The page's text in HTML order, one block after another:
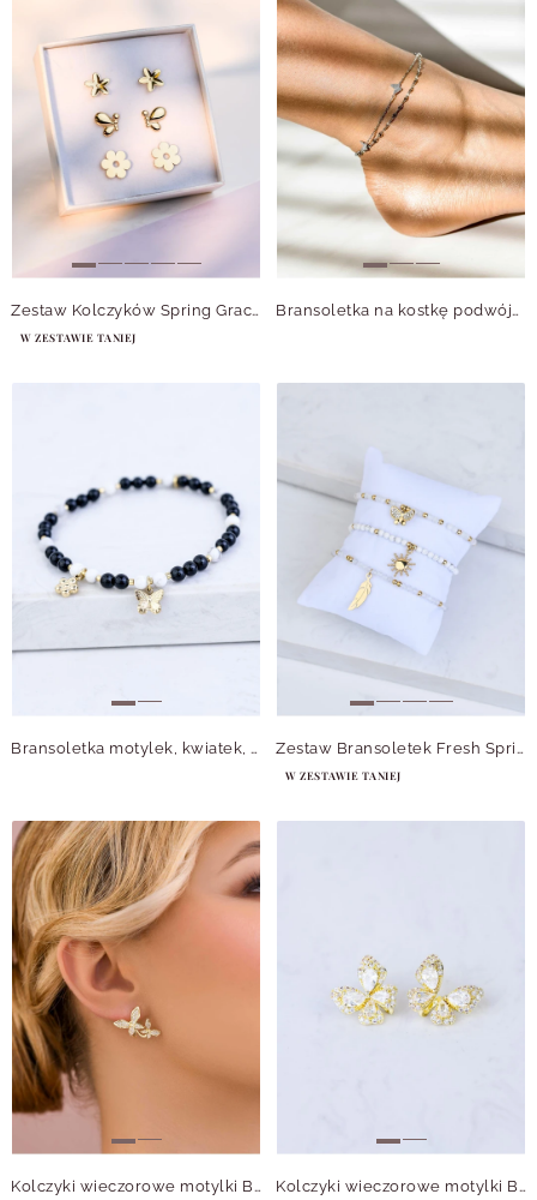
Zestaw Kolczyków Spring Grace
W ZESTAWIE TANIEJ
Bransoletka na kostkę podwójna, motylki, stal S109643S00
Bransoletka motylek, kwiatek, Obsydian, stal pozłacana S109374Z01 Zestaw Bransoletek Fresh Spring Sun
W ZESTAWIE TANIEJ
Kolczyki wieczorowe motylki B208869P00 Kolczyki wieczorowe motylki B208701P00